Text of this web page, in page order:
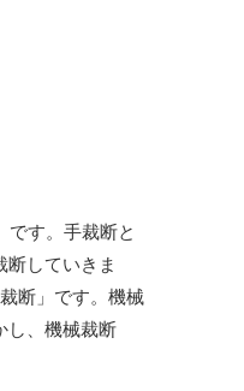
です。手裁断と
していきま
断」です。機械
し、機械裁断